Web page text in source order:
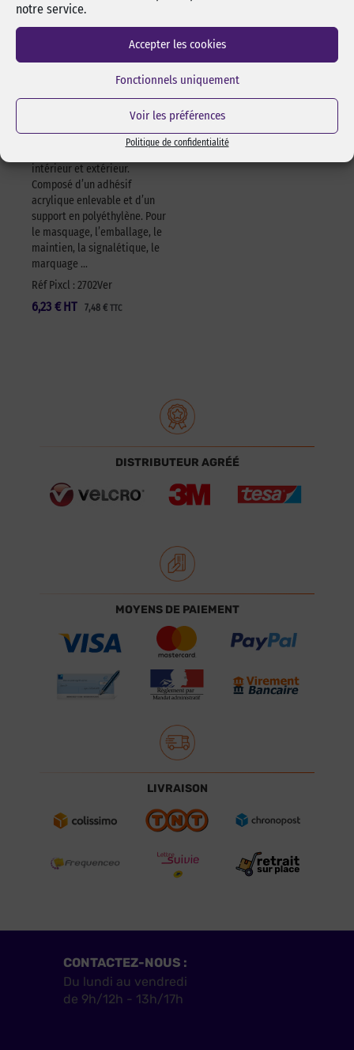
notre service.
Accepter les cookies
Fonctionnels uniquement
Voir les préférences
Politique de confidentialité
Adhésif polyvalent
vert 622 – 50mm x
25m – à l’unité
découpe facilement à la main,
s’enlève sans trace,
intérieur et extérieur.
Composé d’un adhésif
acrylique enlevable et d’un
support en polyéthylène. Pour
le masquage, l’emballage, le
maintien, la signalétique, le
marquage …
Réf Pixcl : 2702Ver
6,23 € 7,48 € TTC
HT
DISTRIBUTEUR AGRÉÉ
MOYENS DE PAIEMENT
LIVRAISON
CONTACTEZ-NOUS :
Du lundi au vendredi
de 9h/12h - 13h/17h